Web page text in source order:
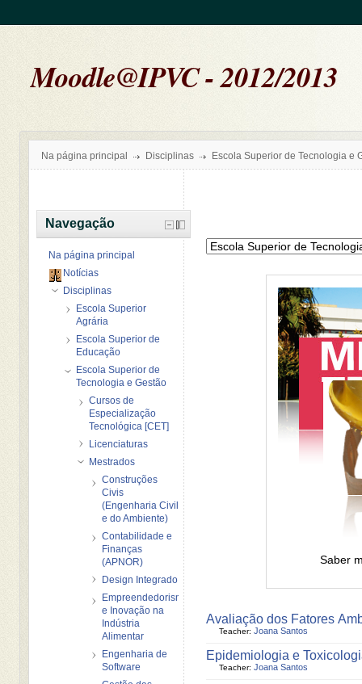
Moodle@IPVC - 2012/2013
Na página principal Disciplinas Escola Superior de Tecnologia e
Saber
Avaliação dos Fatores
Teacher: Joana Santos
Epidemiologia e
Teacher: Joana Santos
Navegação
Na página principal
Notícias
Disciplinas
Escola Superior
Agrária
Escola Superior de
Educação
Escola Superior de
Tecnologia e Gestão
Cursos de
Especialização
Tecnológica [CET]
Licenciaturas
Mestrados
Construções
Civis
(Engenharia Civil
e do Ambiente)
Contabilidade e
Finanças
(APNOR)
Design Integrado
Empreendedorismo
e Inovação na
Indústria
Alimentar
Engenharia de
Software